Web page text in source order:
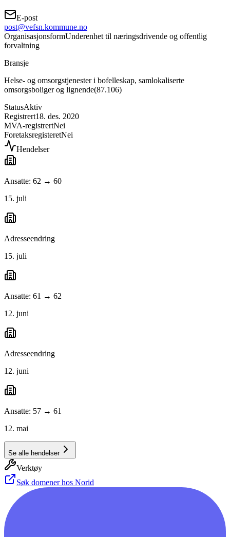
E-post
post@vefsn.kommune.no
OrganisasjonsformUnderenhet til næringsdrivende og offentlig
forvaltning
Bransje
Helse- og omsorgstjenester i bofelleskap, samlokaliserte
omsorgsboliger og lignende(87.106)
StatusAktiv
Registrert18. des. 2020
MVA-registrertNei
ForetaksregisteretNei
Hendelser
Ansatte: 62 → 60
15. juli
Adresseendring
15. juli
Ansatte: 61 → 62
12. juni
Adresseendring
12. juni
Ansatte: 57 → 61
12. mai
Se alle hendelser
Verktøy
Søk domener hos Norid